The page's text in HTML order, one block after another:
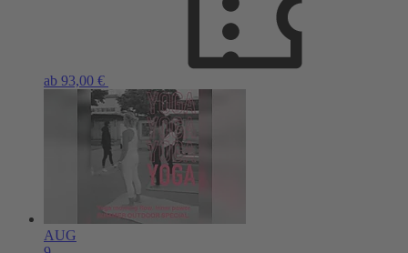
ab 93,00 €
AUG